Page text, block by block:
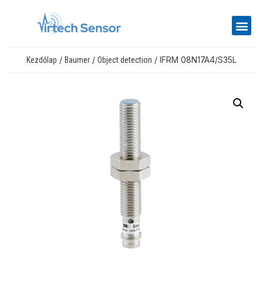
Kezdőlap / Baumer / Object detection / IFRM 08N17A4/S35L